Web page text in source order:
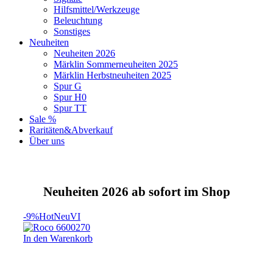
Hilfsmittel/Werkzeuge
Beleuchtung
Sonstiges
Neuheiten
Neuheiten 2026
Märklin Sommerneuheiten 2025
Märklin Herbstneuheiten 2025
Spur G
Spur H0
Spur TT
Sale %
Raritäten&Abverkauf
Über uns
Neuheiten 2026 ab sofort im Shop
-9%HotNeuVI
In den Warenkorb